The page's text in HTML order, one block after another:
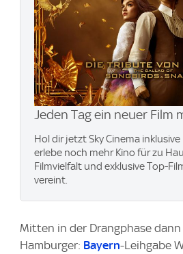
Jeden Tag ein neuer Film
Hol dir jetzt Sky Cinema
erlebe noch mehr Kino für zu
Filmvielfalt und exklusive Top-
vereint.
Mitten in der Drangphase
Hamburger: Bayern-Leihgabe